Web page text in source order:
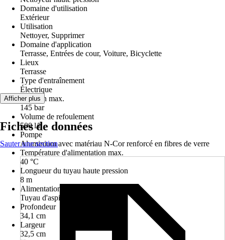
Domaine d'utilisation
Extérieur
Utilisation
Nettoyer, Supprimer
Domaine d'application
Terrasse, Entrées de cour, Voiture, Bicyclette
Lieux
Terrasse
Type d'entraînement
Électrique
Pression max.
145 bar
Volume de refoulement
500 l/h
Pompe
Aluminium avec matériau N-Cor renforcé en fibres de verre
Température d'alimentation max.
40 °C
Longueur du tuyau haute pression
8 m
Alimentation en nettoyant avec
Tuyau d'aspiration
Profondeur
34,1 cm
Largeur
32,5 cm
Afficher plus
Fiches de données
Sauter une section